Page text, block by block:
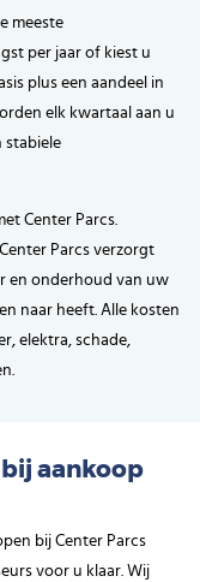
meeste
per jaar of kiest u
plus een aandeel in
elk kwartaal aan u
stabiele
Center Parcs.
Parcs verzorgt
en onderhoud van uw
naar heeft. Alle kosten
elektra, schade,
aankoop
bij Center Parcs
voor u klaar. Wij